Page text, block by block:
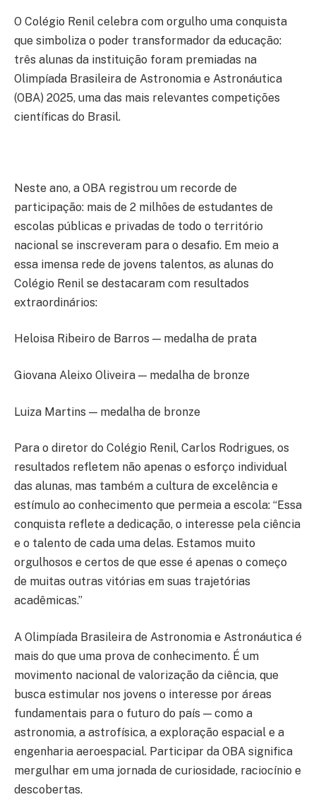
O Colégio Renil celebra com orgulho uma conquista
que simboliza o poder transformador da educação:
três alunas da instituição foram premiadas na
Olimpíada Brasileira de Astronomia e Astronáutica
(OBA) 2025, uma das mais relevantes competições
científicas do Brasil.
Neste ano, a OBA registrou um recorde de
participação: mais de 2 milhões de estudantes de
escolas públicas e privadas de todo o território
nacional se inscreveram para o desafio. Em meio a
essa imensa rede de jovens talentos, as alunas do
Colégio Renil se destacaram com resultados
extraordinários:
Heloisa Ribeiro de Barros — medalha de prata
Giovana Aleixo Oliveira — medalha de bronze
Luiza Martins — medalha de bronze
Para o diretor do Colégio Renil, Carlos Rodrigues, os
resultados refletem não apenas o esforço individual
das alunas, mas também a cultura de excelência e
estímulo ao conhecimento que permeia a escola: “Essa
conquista reflete a dedicação, o interesse pela ciência
e o talento de cada uma delas. Estamos muito
orgulhosos e certos de que esse é apenas o começo
de muitas outras vitórias em suas trajetórias
acadêmicas.”
A Olimpíada Brasileira de Astronomia e Astronáutica é
mais do que uma prova de conhecimento. É um
movimento nacional de valorização da ciência, que
busca estimular nos jovens o interesse por áreas
fundamentais para o futuro do país — como a
astronomia, a astrofísica, a exploração espacial e a
engenharia aeroespacial. Participar da OBA significa
mergulhar em uma jornada de curiosidade, raciocínio e
descobertas.